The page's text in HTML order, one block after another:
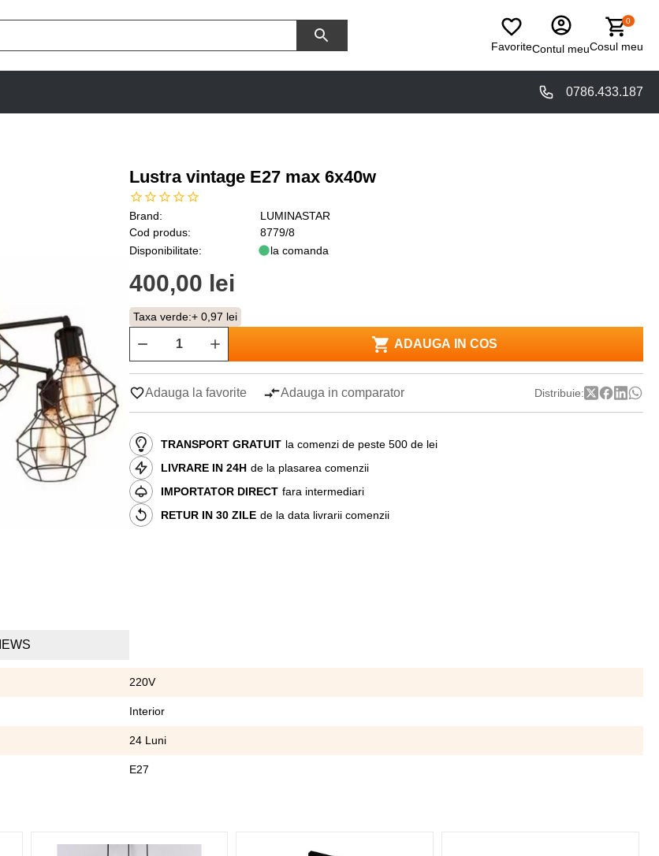
FavoriteContul meu
0
Cosul meu
0786.433.187
Lustra vintage E27 max 6x40w
Brand:
LUMINASTAR
Cod produs:
8779/8
Disponibilitate:
la comanda
400,00 lei
Taxa verde:+ 0,97 lei
ADAUGA IN COS
Adauga la favorite Adauga in comparator Distribuie:
TRANSPORT GRATUIT la comenzi de peste 500 de lei
LIVRARE IN 24H de la plasarea comenzii
IMPORTATOR DIRECT fara intermediari
RETUR IN 30 ZILE de la data livrarii comenzii
220V
Interior
24 Luni
E27